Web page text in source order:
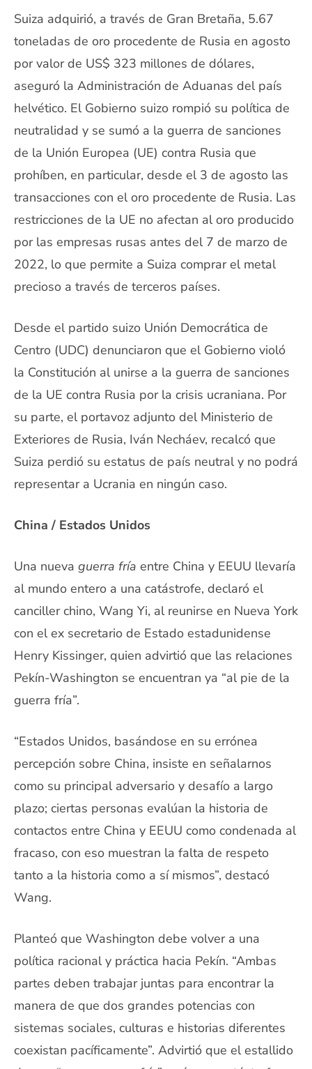
Suiza adquirió, a través de Gran Bretaña, 5.67
toneladas de oro procedente de Rusia en agosto
por valor de US$ 323 millones de dólares,
aseguró la Administración de Aduanas del país
helvético. El Gobierno suizo rompió su política de
neutralidad y se sumó a la guerra de sanciones
de la Unión Europea (UE) contra Rusia que
prohíben, en particular, desde el 3 de agosto las
transacciones con el oro procedente de Rusia. Las
restricciones de la UE no afectan al oro producido
por las empresas rusas antes del 7 de marzo de
2022, lo que permite a Suiza comprar el metal
precioso a través de terceros países.
Desde el partido suizo Unión Democrática de
Centro (UDC) denunciaron que el Gobierno violó
la Constitución al unirse a la guerra de sanciones
de la UE contra Rusia por la crisis ucraniana. Por
su parte, el portavoz adjunto del Ministerio de
Exteriores de Rusia, Iván Necháev, recalcó que
Suiza perdió su estatus de país neutral y no podrá
representar a Ucrania en ningún caso.
China / Estados Unidos
Una nueva guerra fría entre China y EEUU llevaría
al mundo entero a una catástrofe, declaró el
canciller chino, Wang Yi, al reunirse en Nueva York
con el ex secretario de Estado estadunidense
Henry Kissinger, quien advirtió que las relaciones
Pekín-Washington se encuentran ya “al pie de la
guerra fría”.
“Estados Unidos, basándose en su errónea
percepción sobre China, insiste en señalarnos
como su principal adversario y desafío a largo
plazo; ciertas personas evalúan la historia de
contactos entre China y EEUU como condenada al
fracaso, con eso muestran la falta de respeto
tanto a la historia como a sí mismos”, destacó
Wang.
Planteó que Washington debe volver a una
política racional y práctica hacia Pekín. “Ambas
partes deben trabajar juntas para encontrar la
manera de que dos grandes potencias con
sistemas sociales, culturas e historias diferentes
coexistan pacíficamente”. Advirtió que el estallido